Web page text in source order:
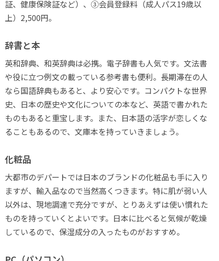
証、健康保険証など）、③会員登録料（成人パス19歳以
上）2,500円。
辞書と本
英和辞典、和英辞典は必携。電子辞書も人気です。文法書
や役に立つ例文の載っている参考書も便利。長期滞在の人
なら国語辞典もあると、より安心です。コンパクトな世界
史、日本の歴史や文化についての本など、英語で書かれた
ものもあると重宝します。また、日本語の活字が恋しくな
ることもあるので、文庫本を持っていきましょう。
化粧品
大都市のデパートでは日本のブランドの化粧品も手に入り
ますが、輸入品なので当然高くつきます。特に肌が弱い人
以外は、現地調達で充分ですが、とりあえずは使い慣れた
ものを持っていくとよいです。日本に比べると気候が乾燥
しているので、保湿成分の入ったものがおすすめ。